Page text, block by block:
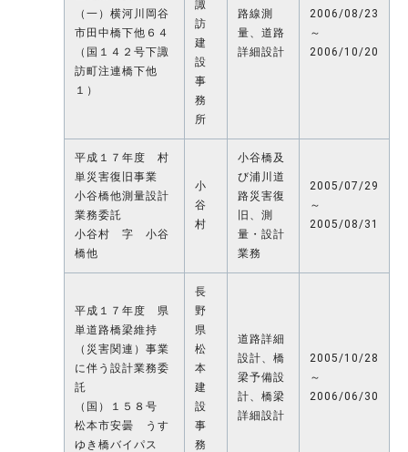
（一）横河川岡谷
市田中橋下他６４
（国１４２号下諏
訪町注連橋下他
１）
諏
訪
建
設
事
務
所
路線測
量、道路
詳細設計
2006/08/23
～
2006/10/20
平成１７年度 村
単災害復旧事業
小谷橋他測量設計
業務委託
小谷村 字 小谷
橋他
小
谷
村
小谷橋及
び浦川道
路災害復
旧、測
量・設計
業務
2005/07/29
～
2005/08/31
平成１７年度 県
単道路橋梁維持
（災害関連）事業
に伴う設計業務委
託
（国）１５８号
松本市安曇 うす
ゆき橋バイパス
長
野
県
松
本
建
設
事
務
道路詳細
設計、橋
梁予備設
計、橋梁
詳細設計
2005/10/28
～
2006/06/30